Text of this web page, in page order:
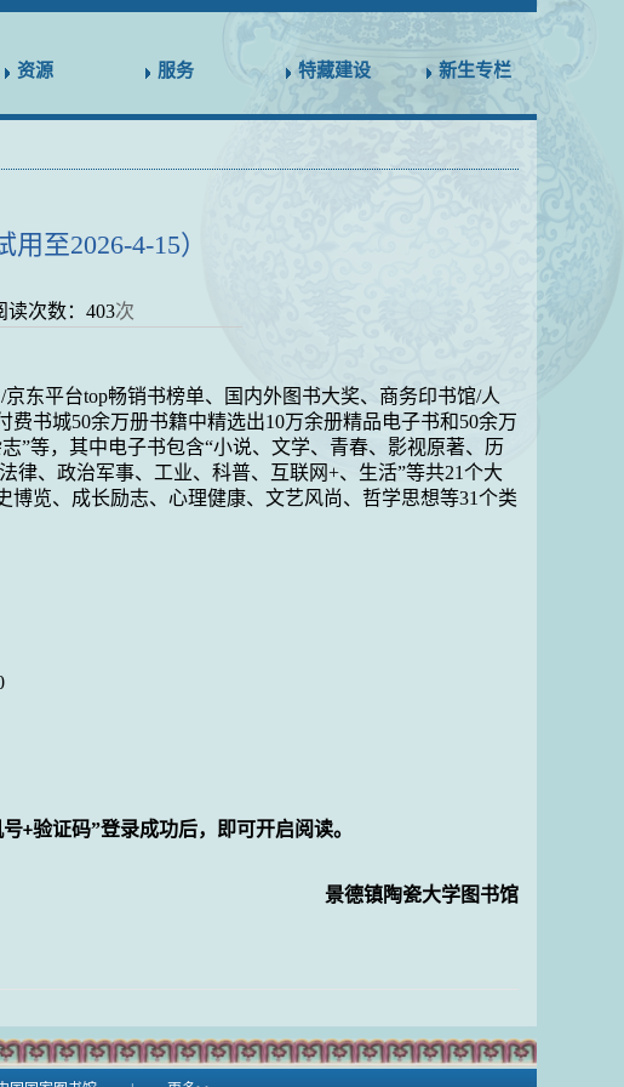
资源 服务 特藏建设 新生专栏
至2026-4-15）
读次数：403次
/京东平台top畅销书榜单、国内外图书大奖、商务印书馆/人
费书城50余万册书籍中精选出10万余册精品电子书和50余万
”等，其中电子书包含“小说、文学、青春、影视原著、历
律、政治军事、工业、科普、互联网+、生活”等共21个大
览、成长励志、心理健康、文艺风尚、哲学思想等31个类
号+验证码”登录成功后，即可开启阅读。
景德镇陶瓷大学图书馆